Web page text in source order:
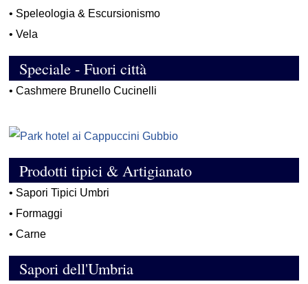
• Speleologia & Escursionismo
•Vela
Speciale - Fuori città
•Cashmere Brunello Cucinelli
Prodotti tipici & Artigianato
• Sapori Tipici Umbri
• Formaggi
•Carne
Sapori dell'Umbria